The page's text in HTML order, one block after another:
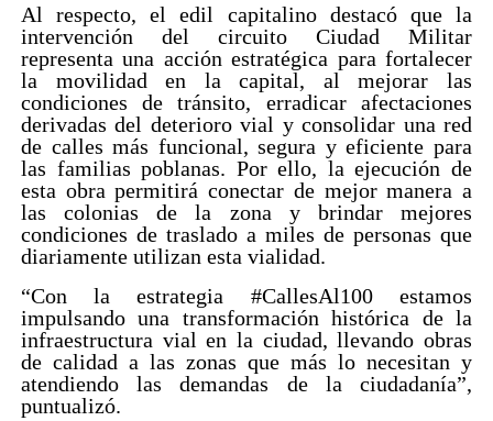
Al respecto, el edil capitalino destacó que la
intervención del circuito Ciudad Militar
representa una acción estratégica para fortalecer
la movilidad en la capital, al mejorar las
condiciones de tránsito, erradicar afectaciones
derivadas del deterioro vial y consolidar una red
de calles más funcional, segura y eficiente para
las familias poblanas. Por ello, la ejecución de
esta obra permitirá conectar de mejor manera a
las colonias de la zona y brindar mejores
condiciones de traslado a miles de personas que
diariamente utilizan esta vialidad.
“Con la estrategia #CallesAl100 estamos
impulsando una transformación histórica de la
infraestructura vial en la ciudad, llevando obras
de calidad a las zonas que más lo necesitan y
atendiendo las demandas de la ciudadanía”,
puntualizó.